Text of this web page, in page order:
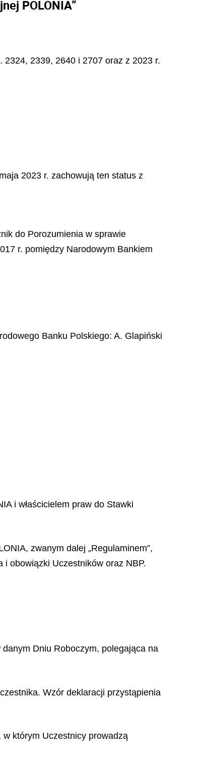
POLONIA”
2339, 2640 i 2707 oraz z 2023 r.
2023 r. zachowują ten status z
do Porozumienia w sprawie
r. pomiędzy Narodowym Bankiem
Banku Polskiego: A. Glapiński
i właścicielem praw do Stawki
zwanym dalej „Regulaminem”,
obowiązki Uczestników oraz NBP.
Dniu Roboczym, polegająca na
Wzór deklaracji przystąpienia
którym Uczestnicy prowadzą